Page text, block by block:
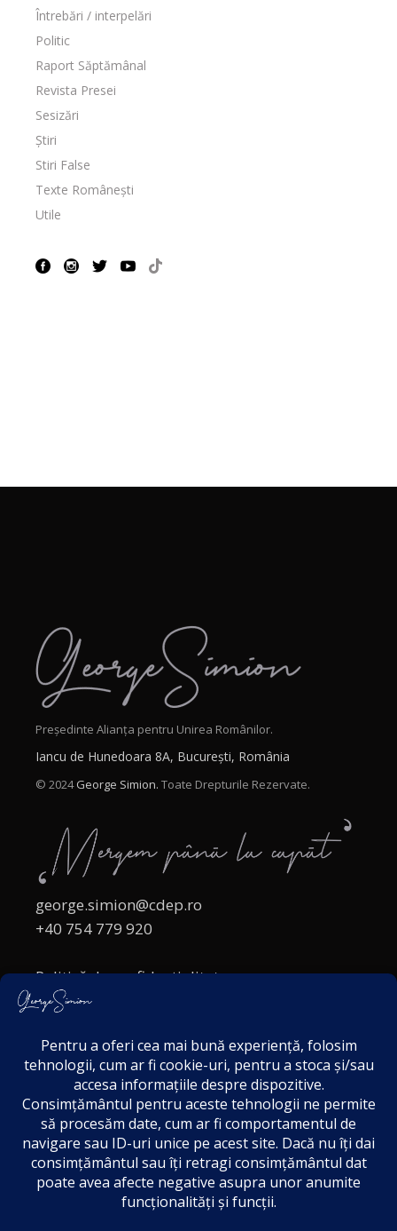
Întrebări / interpelări
Politic
Raport Săptămânal
Revista Presei
Sesizări
Știri
Stiri False
Texte Românești
Utile
Președinte Alianța pentru Unirea Românilor.
Iancu de Hunedoara 8A, București, România
© 2024George Simion. Toate Drepturile Rezervate.
george.simion@cdep.ro
+40 754 779 920
Politică de confidențialitate
Politica cookies
Acordul de markting
Disclaimer